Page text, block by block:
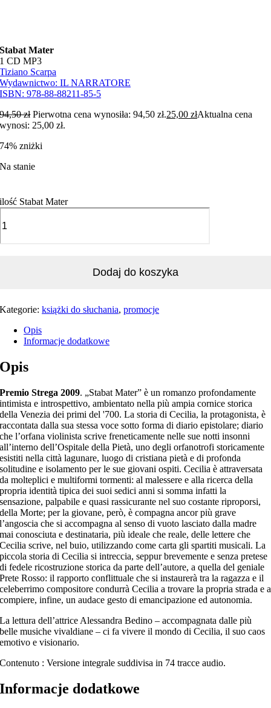
Stabat Mater
1 CD MP3
Tiziano Scarpa
Wydawnictwo:IL NARRATORE
ISBN:978-88-88211-85-5
94,50zł Pierwotna cena wynosiła: 94,50 zł.25,00złAktualna cena
wynosi: 25,00 zł.
74% zniżki
Na stanie
ilość Stabat Mater
Dodaj do koszyka
Kategorie:książki do słuchania,promocje
Opis
Informacje dodatkowe
Opis
Premio Strega 2009. „Stabat Mater” è un romanzo profondamente
intimista e introspettivo, ambientato nella più ampia cornice storica
della Venezia dei primi del '700. La storia di Cecilia, la protagonista, è
raccontata dalla sua stessa voce sotto forma di diario epistolare; diario
che l’orfana violinista scrive freneticamente nelle sue notti insonni
all’interno dell’Ospitale della Pietà, uno degli orfanotrofi storicamente
esistiti nella città lagunare, luogo di cristiana pietà e di profonda
solitudine e isolamento per le sue giovani ospiti. Cecilia è attraversata
da molteplici e multiformi tormenti: al malessere e alla ricerca della
propria identità tipica dei suoi sedici anni si somma infatti la
sensazione, palpabile e quasi rassicurante nel suo costante riproporsi,
della Morte; per la giovane, però, è compagna ancor più grave
l’angoscia che si accompagna al senso di vuoto lasciato dalla madre
mai conosciuta e destinataria, più ideale che reale, delle lettere che
Cecilia scrive, nel buio, utilizzando come carta gli spartiti musicali. La
piccola storia di Cecilia si intreccia, seppur brevemente e senza pretese
di fedele ricostruzione storica da parte dell’autore, a quella del geniale
Prete Rosso: il rapporto conflittuale che si instaurerà tra la ragazza e il
celeberrimo compositore condurrà Cecilia a trovare la propria strada e a
compiere, infine, un audace gesto di emancipazione ed autonomia.
La lettura dell’attrice Alessandra Bedino – accompagnata dalle più
belle musiche vivaldiane – ci fa vivere il mondo di Cecilia, il suo caos
emotivo e visionario.
Contenuto : Versione integrale suddivisa in 74 tracce audio.
Informacje dodatkowe